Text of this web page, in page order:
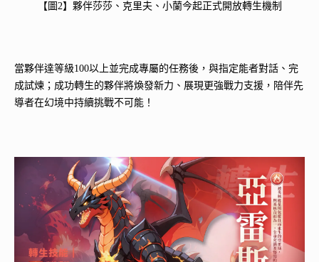
【圖2】夥伴莎莎、克里夫、小蘭今起正式開放轉生機制
當夥伴達等級100以上並完成專屬的任務後，與指定能者對話、完
成試煉；成功轉生的夥伴將煥發新力、展現更強戰力支援，陪伴先
導者在幻境中持續挑戰不可能！